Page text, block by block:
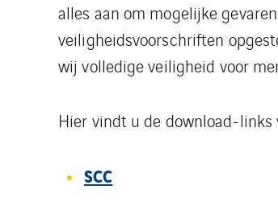
alles aan om mogelijke
veiligheidsvoorschriften
wij volledige veiligheid voor
Hier vindt u de download-
SCC